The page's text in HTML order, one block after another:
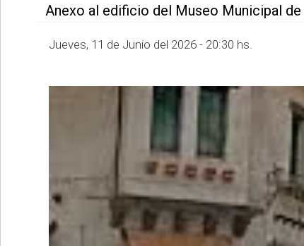
POLICIALES
INTERNACIONALES
• SUPLEMENTOS
• SERVICIOS
Anexo al edificio del Museo Municipal de
Jueves, 11 de Junio del 2026 - 20:30 hs.